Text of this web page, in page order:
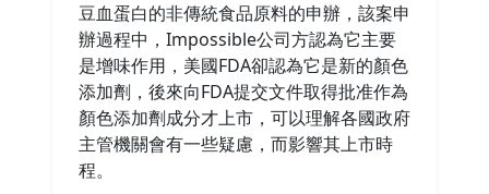
豆血蛋白的非傳統食品原料的申辦，該案申
辦過程中，Impossible公司方認為它主要
是增味作用，美國FDA卻認為它是新的顏色
添加劑，後來向FDA提交文件取得批准作為
顏色添加劑成分才上市，可以理解各國政府
主管機關會有一些疑慮，而影響其上市時
程。